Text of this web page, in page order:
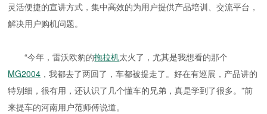
灵活便捷的宣讲方式，集中高效的为用户提供产品培训、交流平台，
解决用户购机问题。
“今年，雷沃欧豹的拖拉机太火了，尤其是我想看的那个
MG2004 ，我都去了两回了，车都被提走了。好在有巡展，产品讲的
特别细，很有用，还认识了几个懂车的兄弟，真是学到了很多。”前
来提车的河南用户范师傅说道。